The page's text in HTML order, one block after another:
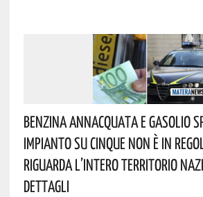
Benzina Annacquata E Gasolio
Impianto Su Cinque Non È In
Riguarda L’intero Territorio
Dettagli